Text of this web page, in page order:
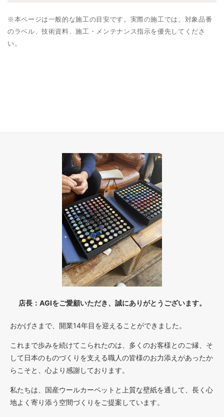
※本ページは一般的な施工の目安です。実際の施工では、対象品番
のラベル、技術資料、施工・メンテナンス指示を優先してくださ
い。
店長：AGIをご愛顧いただき、誠にありがとうございます。
おかげさまで、開業14年目を迎えることができました。
これまで歩みを続けてこられたのは、多くのお客様とのご縁、そ
して日本のものづくりを支える職人の皆様のお力添えがあったか
らこそと、心より感謝しております。
私たちは、国産ウールカーペットと上質な壁紙を通して、長く心
地よく寄り添う空間づくりをご提案しています。